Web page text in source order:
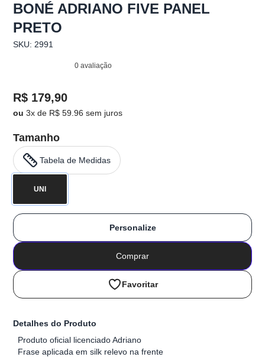
BONÉ ADRIANO FIVE PANEL
PRETO
SKU: 2991
0 avaliação
R$ 179,90
ou3x de R$ 59.96 sem juros
Tamanho
Tabela de Medidas
UNI
Personalize
Comprar
Favoritar
Detalhes do Produto
Produto oficial licenciado Adriano
Frase aplicada em silk relevo na frente